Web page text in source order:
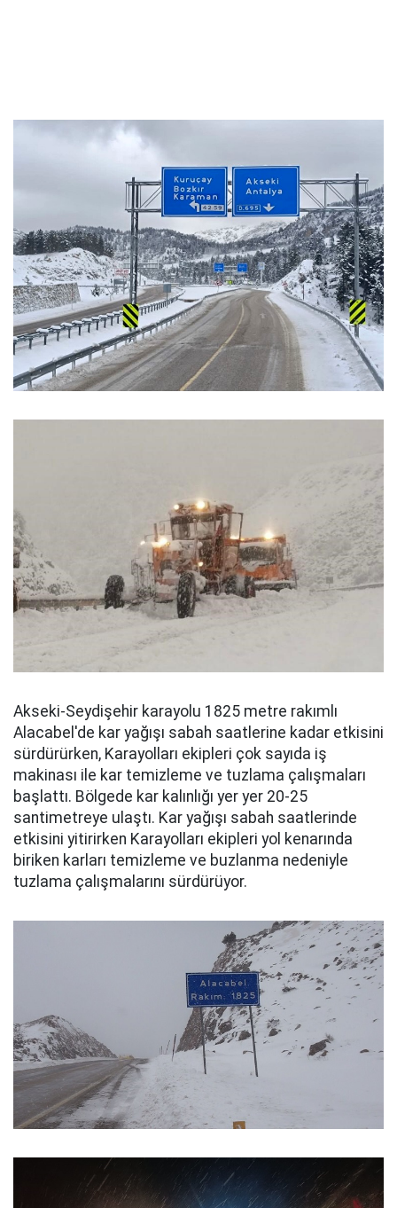
Akseki-Seydişehir karayolu 1825 metre rakımlı
Alacabel'de kar yağışı sabah saatlerine kadar etkisini
sürdürürken, Karayolları ekipleri çok sayıda iş
makinası ile kar temizleme ve tuzlama çalışmaları
başlattı. Bölgede kar kalınlığı yer yer 20-25
santimetreye ulaştı. Kar yağışı sabah saatlerinde
etkisini yitirirken Karayolları ekipleri yol kenarında
biriken karları temizleme ve buzlanma nedeniyle
tuzlama çalışmalarını sürdürüyor.